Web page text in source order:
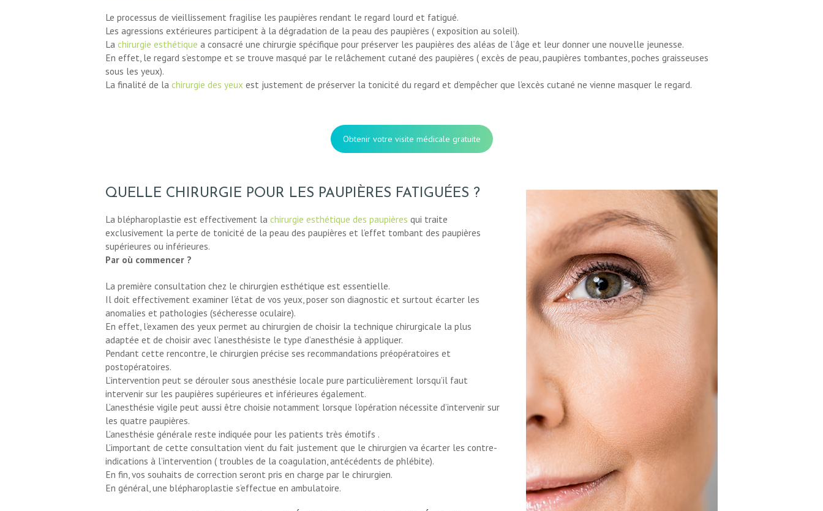
CHIRURGIE
INTERVENTIONS
MÉDECINS
A PROPOS
Le processus de vieillissement fragilise les paupières rendant le regard lourd et fatigué.
Les agressions extérieures participent à la dégradation de la peau des paupières ( exposition au soleil).
La chirurgie esthétique a consacré une chirurgie spécifique pour préserver les paupières des aléas de l’âge et leur donner une nouvelle jeunesse.
En effet, le regard s’estompe et se trouve masqué par le relâchement cutané des paupières ( excès de peau, paupières tombantes, poches graisseuses
sous les yeux).
La finalité de la chirurgie des yeux est justement de préserver la tonicité du regard et d’empêcher que l’excès cutané ne vienne masquer le regard.
Obtenir votre visite médicale gratuite
QUELLE CHIRURGIE POUR LES PAUPIÈRES FATIGUÉES ?
La blépharoplastie est effectivement la chirurgie esthétique des paupières qui traite
exclusivement la perte de tonicité de la peau des paupières et l’effet tombant des paupières
supérieures ou inférieures.
Par où commencer ?
La première consultation chez le chirurgien esthétique est essentielle.
Il doit effectivement examiner l’état de vos yeux, poser son diagnostic et surtout écarter les
anomalies et pathologies (sécheresse oculaire).
En effet, l’examen des yeux permet au chirurgien de choisir la technique chirurgicale la plus
adaptée et de choisir avec l’anesthésiste le type d’anesthésie à appliquer.
Pendant cette rencontre, le chirurgien précise ses recommandations préopératoires et
postopératoires.
L’intervention peut se dérouler sous anesthésie locale pure particulièrement lorsqu’il faut
intervenir sur les paupières supérieures et inférieures également.
L’anesthésie vigile peut aussi être choisie notamment lorsque l’opération nécessite d’intervenir sur
les quatre paupières.
L’anesthésie générale reste indiquée pour les patients très émotifs .
L’important de cette consultation vient du fait justement que le chirurgien va écarter les contre-
indications à l’intervention ( troubles de la coagulation, antécédents de phlébite).
En fin, vos souhaits de correction seront pris en charge par le chirurgien.
En général, une blépharoplastie s’effectue en ambulatoire.